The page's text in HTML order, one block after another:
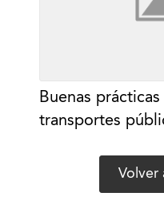
Buenas
transportes
Volver